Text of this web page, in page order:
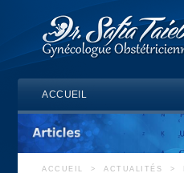
ACCUEIL
ACCUEIL > ACTUALITÉS >